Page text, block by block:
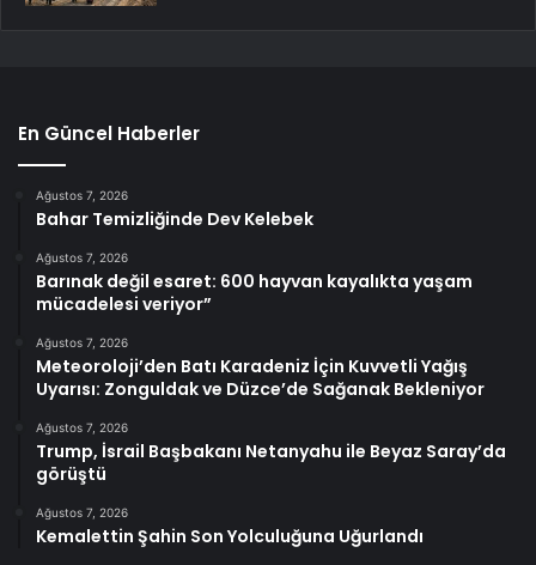
En Güncel Haberler
Ağustos 7, 2026
Bahar Temizliğinde Dev Kelebek
Ağustos 7, 2026
Barınak değil esaret: 600 hayvan kayalıkta yaşam
mücadelesi veriyor”
Ağustos 7, 2026
Meteoroloji’den Batı Karadeniz İçin Kuvvetli Yağış
Uyarısı: Zonguldak ve Düzce’de Sağanak Bekleniyor
Ağustos 7, 2026
Trump, İsrail Başbakanı Netanyahu ile Beyaz Saray’da
görüştü
Ağustos 7, 2026
Kemalettin Şahin Son Yolculuğuna Uğurlandı